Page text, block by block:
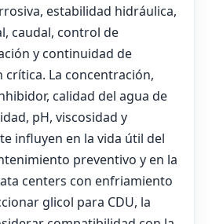
estabilidad hidráulica,
caudal, control de
y continuidad de
crítica. La concentración,
calidad del agua de
pH, viscosidad y
influyen en la vida útil del
preventivo y en la
centers con enfriamiento
glicol para CDU, la